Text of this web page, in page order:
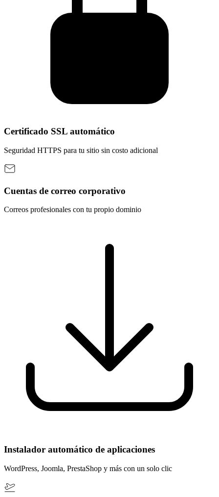
Certificado SSL automático
Seguridad HTTPS para tu sitio sin costo adicional
Cuentas de correo corporativo
Correos profesionales con tu propio dominio
Instalador automático de aplicaciones
WordPress, Joomla, PrestaShop y más con un solo clic